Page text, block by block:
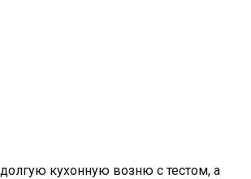
кухонную возню с тестом, а